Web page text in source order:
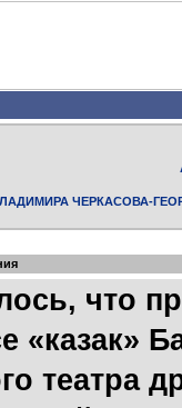
ЧЕРКАСОВА-
что
«казак»
театра